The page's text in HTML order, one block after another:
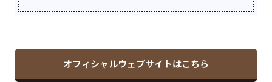
オフィシャルウェブサイトはこちら